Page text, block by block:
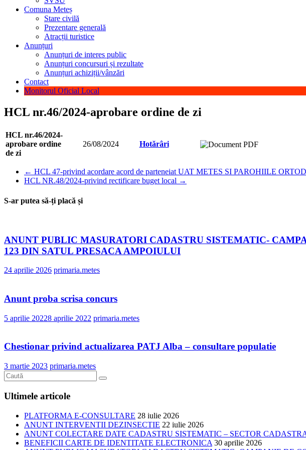
Comuna Meteș
Stare civilă
Prezentare generală
Atracții turistice
Anunțuri
Anunțuri de interes public
Anunțuri concursuri și rezultate
Anunțuri achiziții/vânzări
Contact
Monitorul Oficial Local
HCL nr.46/2024-aprobare ordine de zi
HCL nr.46/2024-
aprobare ordine
de zi
26/08/2024 Hotărâri
← HCL 47-privind acordare acord de parteneiat UAT METES SI PAROHIILE
HCL NR.48/2024-privind rectificare buget local →
S-ar putea să-ți placă și
ANUNT PUBLIC MASURATORI CADASTRU SISTEMATIC-
123 DIN SATUL PRESACA AMPOIULUI
24 aprilie 2026 primaria.metes
Anunt proba scrisa concurs
5 aprilie 20228 aprilie 2022 primaria.metes
Chestionar privind actualizarea PATJ Alba – consultare populatie
3 martie 2023 primaria.metes
Ultimele articole
PLATFORMA E-CONSULTARE 28 iulie 2026
ANUNT INTERVENTII DEZINSECTIE 22 iulie 2026
ANUNT COLECTARE DATE CADASTRU SISTEMATIC – SECTOR
BENEFICII CARTE DE IDENTITATE ELECTRONICA 30 aprilie 2026